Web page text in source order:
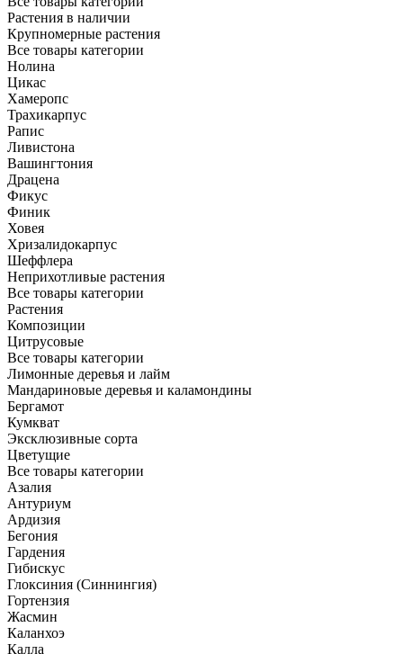
Растения в наличии
Крупномерные растения
Все товары категории
Нолина
Цикас
Хамеропс
Трахикарпус
Рапис
Ливистона
Вашингтония
Драцена
Фикус
Финик
Ховея
Хризалидокарпус
Шеффлера
Неприхотливые растения
Все товары категории
Растения
Композиции
Цитрусовые
Все товары категории
Лимонные деревья и лайм
Мандариновые деревья и каламондины
Бергамот
Кумкват
Эксклюзивные сорта
Цветущие
Все товары категории
Азалия
Антуриум
Ардизия
Бегония
Гардения
Гибискус
Глоксиния (Синнингия)
Гортензия
Жасмин
Каланхоэ
Калла